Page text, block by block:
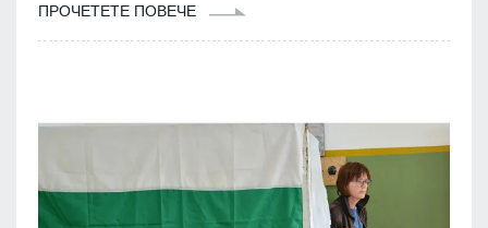
ПРОЧЕТЕТЕ ПОВЕЧЕ